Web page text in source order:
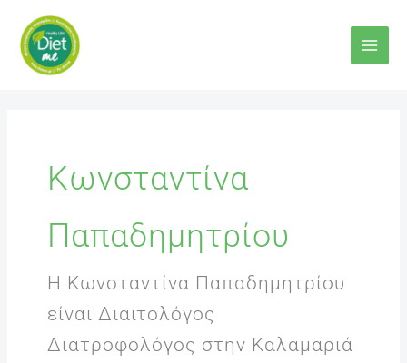
Μετάβαση
στο
περιεχόμενο
Κωνσταντίνα
Παπαδημητρίου
Η Κωνσταντίνα Παπαδημητρίου
είναι Διαιτολόγος
Διατροφολόγος στην Καλαμαριά